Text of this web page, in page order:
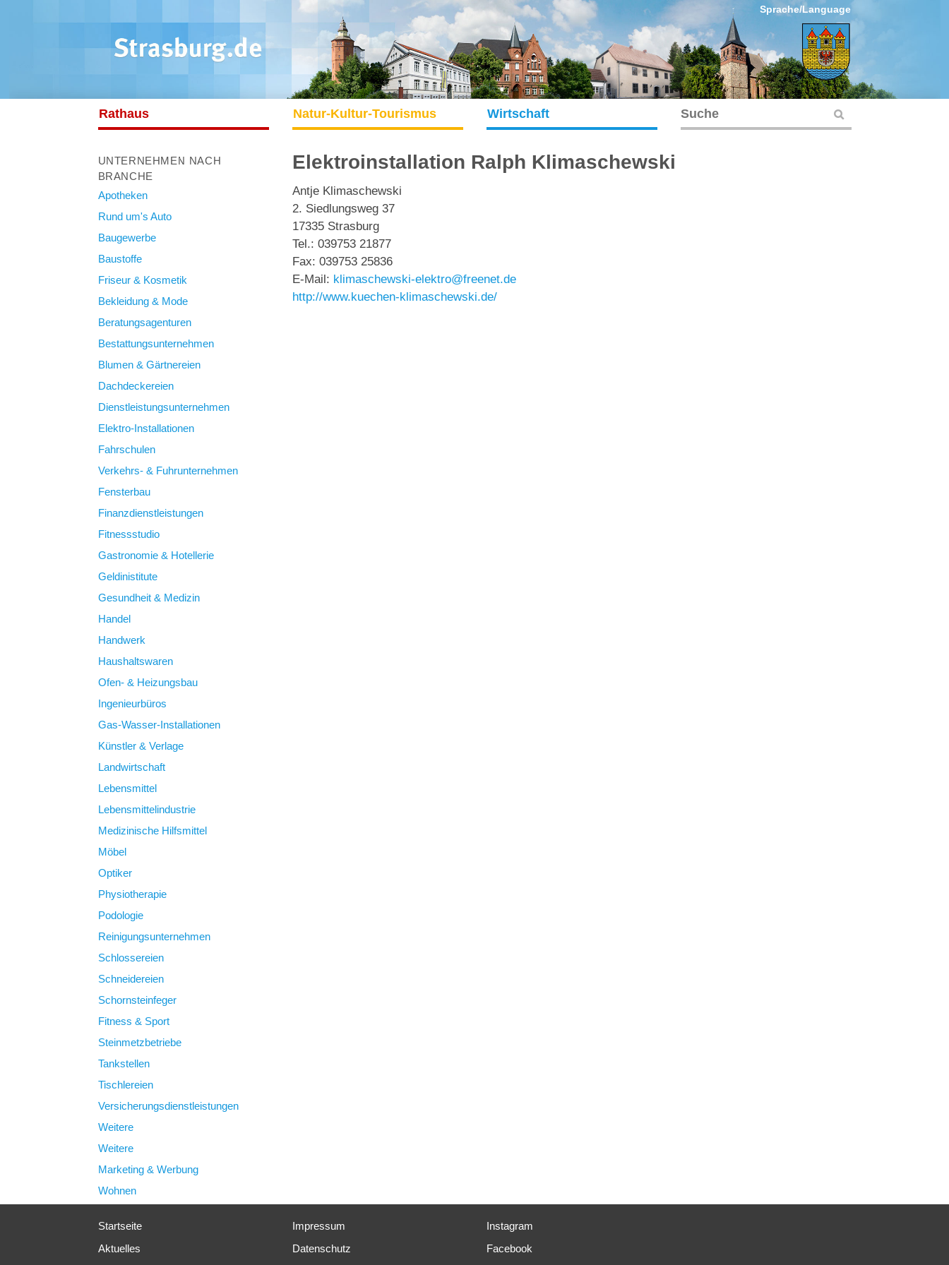
Sprache/Language
Rathaus Natur-Kultur-Tourismus Wirtschaft
UNTERNEHMEN NACH
BRANCHE
Apotheken
Rund um's Auto
Baugewerbe
Baustoffe
Friseur & Kosmetik
Bekleidung & Mode
Beratungsagenturen
Bestattungsunternehmen
Blumen & Gärtnereien
Dachdeckereien
Dienstleistungsunternehmen
Elektro-Installationen
Fahrschulen
Verkehrs- & Fuhrunternehmen
Fensterbau
Finanzdienstleistungen
Fitnessstudio
Gastronomie & Hotellerie
Geldinistitute
Gesundheit & Medizin
Handel
Handwerk
Haushaltswaren
Ofen- & Heizungsbau
Ingenieurbüros
Gas-Wasser-Installationen
Künstler & Verlage
Landwirtschaft
Lebensmittel
Lebensmittelindustrie
Medizinische Hilfsmittel
Möbel
Optiker
Physiotherapie
Podologie
Reinigungsunternehmen
Schlossereien
Schneidereien
Schornsteinfeger
Fitness & Sport
Steinmetzbetriebe
Tankstellen
Tischlereien
Versicherungsdienstleistungen
Weitere
Weitere
Marketing & Werbung
Wohnen
Elektroinstallation Ralph Klimaschewski
Antje Klimaschewski
2. Siedlungsweg 37
17335 Strasburg
Tel.: 039753 21877
Fax: 039753 25836
E-Mail: klimaschewski-elektro@freenet.de
http://www.kuechen-klimaschewski.de/
Startseite
Aktuelles
Impressum
Datenschutz
Instagram
Facebook